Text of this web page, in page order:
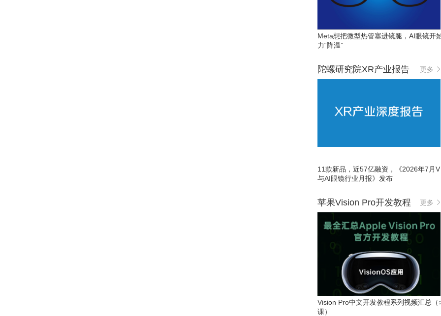
Meta想把微型热管塞进镜腿，AI眼镜开
力“降温”
陀螺研究院XR产业报告 更多
11款新品，近57亿融资，《2026年7月
与AI眼镜行业月报》发布
苹果Vision Pro开发教程 更多
Vision Pro中文开发教程系列视频汇总（
课）